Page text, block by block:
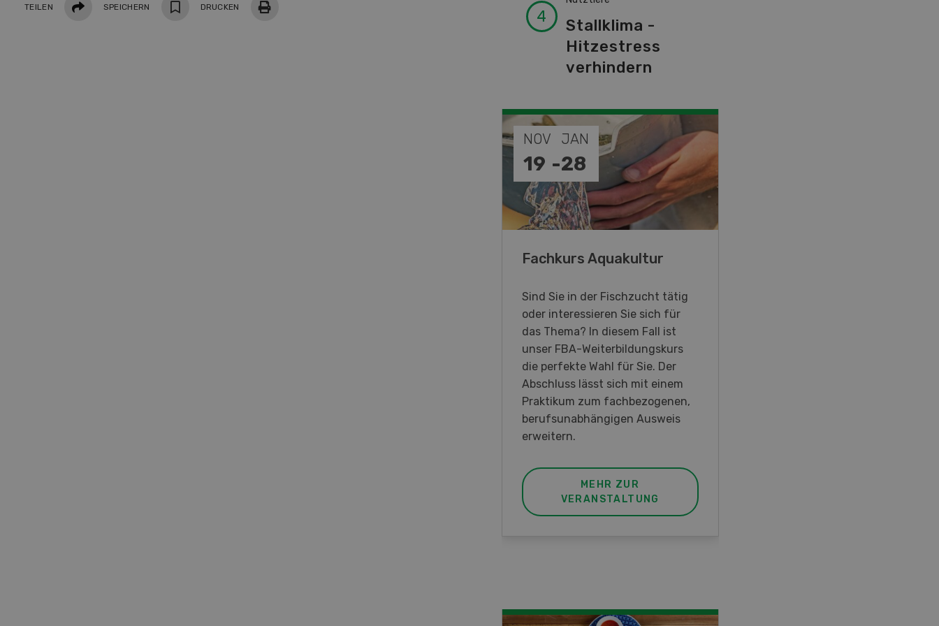
TEILEN SPEICHERN DRUCKEN
Stallklima -
Hitzestress
verhindern
NOV
19 -
JAN
28
Fachkurs Aquakultur
Sind Sie in der Fischzucht tätig
oder interessieren Sie sich für
das Thema? In diesem Fall ist
unser FBA-Weiterbildungskurs
die perfekte Wahl für Sie. Der
Abschluss lässt sich mit einem
Praktikum zum fachbezogenen,
berufsunabhängigen Ausweis
erweitern.
MEHR ZUR
VERANSTALTUNG